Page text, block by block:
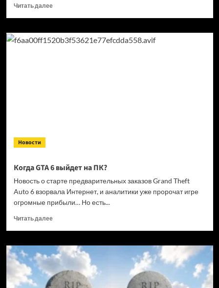
Читать далееПрочитать
Кандидат
в президенты
Новости
Когда GTA 6 выйдет на ПК?
Новость о старте предварительных заказов Grand Theft
Auto 6 взорвала Интернет, и аналитики уже пророчат игре
огромные прибыли… Но есть...
Читать далееПрочитать
Когда
GTA
на ПК?